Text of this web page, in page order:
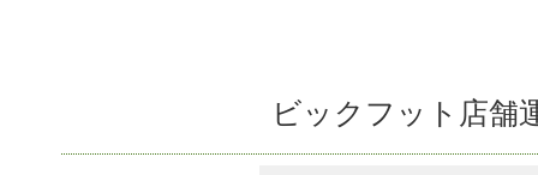
ビックフット店舗